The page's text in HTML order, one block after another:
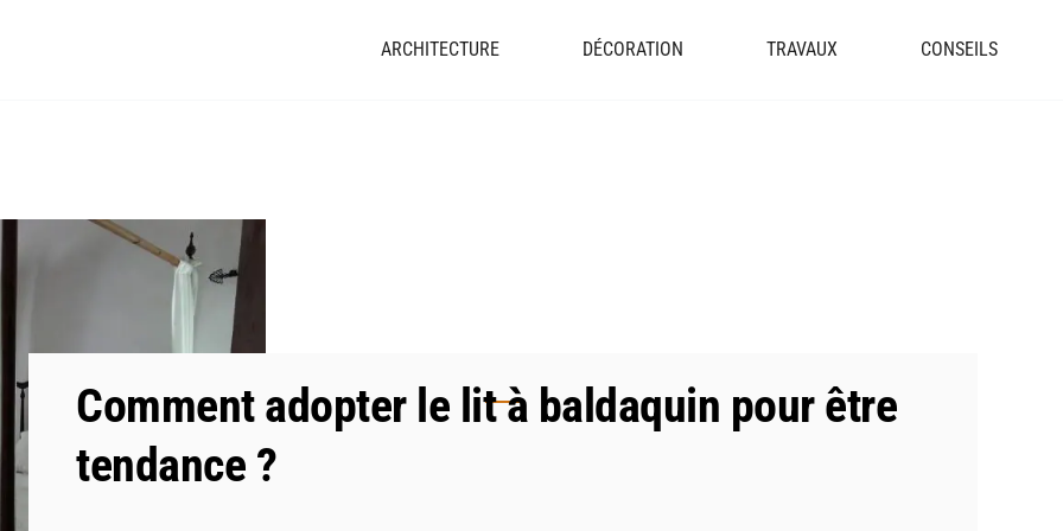
ARCHITECTURE DÉCORATION TRAVAUX CONSEILS
Comment adopter le lit à baldaquin pour être
tendance ?